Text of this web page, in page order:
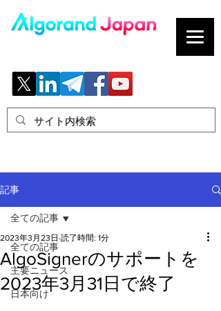
記事
全ての記事
主要ニュース
日本向け
全ての記事
AlgoSignerのサポートを
2023年3月31日で終了
2023年3月23日 読了時間: 1分